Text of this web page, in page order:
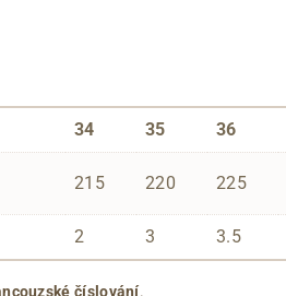
34 35 36
215 220 225
2 3 3.5
číslování.